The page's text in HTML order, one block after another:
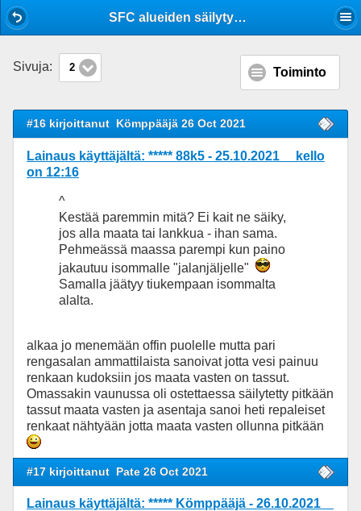
SFC alueiden säilytysalueen tyypillinen pohja? Nurmikko?
Sivuja: 2 Toiminto
#16 kirjoittanut Kömppääjä 26 Oct 2021
Lainaus käyttäjältä: ***** 88k5 - 25.10.2021 kello
on 12:16
^
Kestää paremmin mitä? Ei kait ne säiky,
jos alla maata tai lankkua - ihan sama.
Pehmeässä maassa parempi kun paino
jakautuu isommalle "jalanjäljelle"
Samalla jäätyy tiukempaan isommalta
alalta.
alkaa jo menemään offin puolelle mutta pari
rengasalan ammattilaista sanoivat jotta vesi painuu
renkaan kudoksiin jos maata vasten on tassut.
Omassakin vaunussa oli ostettaessa säilytetty pitkään
tassut maata vasten ja asentaja sanoi heti repaleiset
renkaat nähtyään jotta maata vasten ollunna pitkään
#17 kirjoittanut Pate 26 Oct 2021
Lainaus käyttäjältä: ***** Kömppääjä - 26.10.2021